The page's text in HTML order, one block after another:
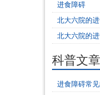
进食障碍
北大六院的
北大六院的
科普文章
进食障碍常